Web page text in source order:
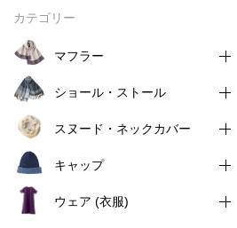
カテゴリー
マフラー
ショール・ストール
スヌード・ネックカバー
キャップ
ウェア (衣服)